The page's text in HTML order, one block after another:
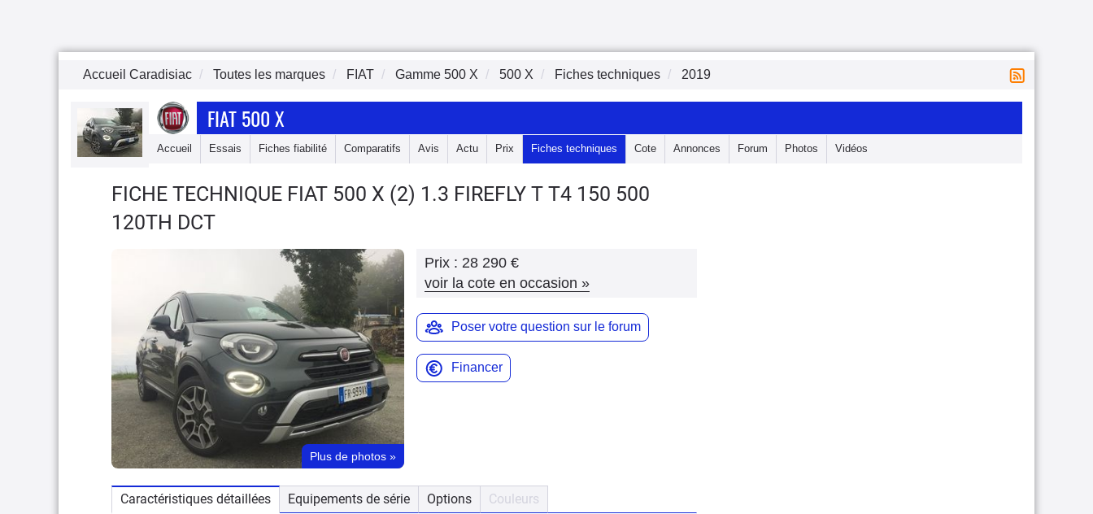
Accueil Caradisiac Toutes les marques FIAT Gamme 500 X 500 X Fiches techniques 2019
FIAT 500 X
Accueil Essais Fiches fiabilité Comparatifs Avis Actu Prix Fiches techniques Cote Annonces Forum Photos Vidéos
FICHE TECHNIQUE FIAT 500 X (2) 1.3 FIREFLY T T4 150 500
120TH DCT
Plus de photos »
Prix : 28 290 €
voir la cote en occasion »
Poser votre question sur le forum
Financer
Caractéristiques détaillées Equipements de série Options Couleurs